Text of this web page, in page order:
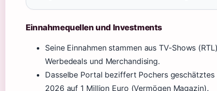
Einnahmequellen und Investments
Seine Einnahmen stammen aus TV-Shows
Werbedeals und Merchandising.
Dasselbe Portal beziffert Pochers geschätztes
2026 auf 1 Million Euro (Vermögen Magazin).